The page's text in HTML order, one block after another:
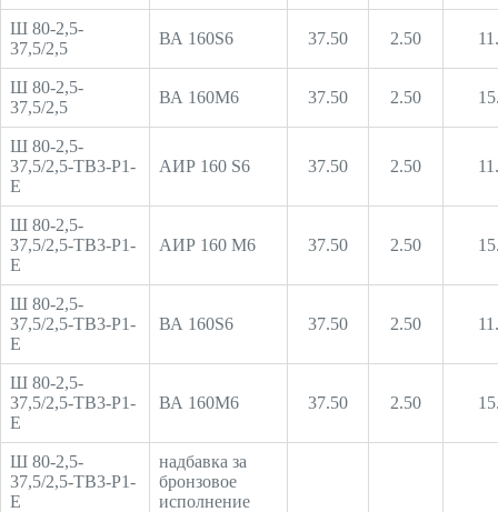
Ш 80-2,5-
37,5/2,5
ВА 160S6 37.50 2.50
Ш 80-2,5-
37,5/2,5
ВА 160M6 37.50 2.50
Ш 80-2,5-
37,5/2,5-ТВ3-Р1-
Е
АИР 160 S6 37.50 2.50
Ш 80-2,5-
37,5/2,5-ТВ3-Р1-
Е
АИР 160 М6 37.50 2.50
Ш 80-2,5-
37,5/2,5-ТВ3-Р1-
Е
ВА 160S6 37.50 2.50
Ш 80-2,5-
37,5/2,5-ТВ3-Р1-
Е
ВА 160M6 37.50 2.50
Ш 80-2,5-
37,5/2,5-ТВ3-Р1-
Е
надбавка за
бронзовое
исполнение